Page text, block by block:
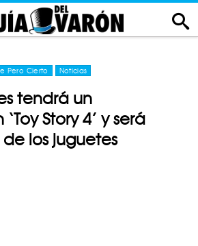
Pero Cierto Noticias
tendrá un
Story 4’ y será
los juguetes